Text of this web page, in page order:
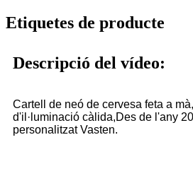
Etiquetes de producte
Descripció del vídeo:
Cartell de neó de cervesa feta a
d'il·luminació càlida,Des de l'any
personalitzat Vasten.